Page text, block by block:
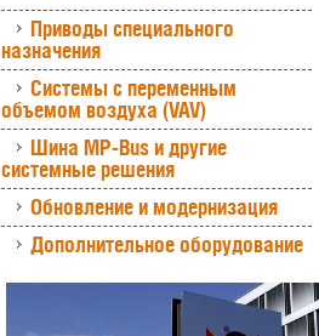
Приводы специального
назначения
Системы с переменным
объемом воздуха (VAV)
Шина MP-Bus и другие
системные решения
Обновление и модернизация
Дополнительное оборудование